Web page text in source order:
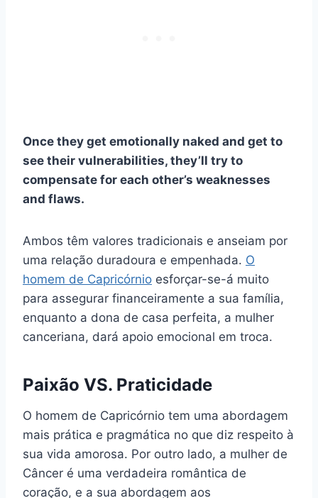
Once they get emotionally naked and get to
see their vulnerabilities, they’ll try to
compensate for each other’s weaknesses
and flaws.
Ambos têm valores tradicionais e anseiam por
uma relação duradoura e empenhada. O
homem de Capricórnio esforçar-se-á muito
para assegurar financeiramente a sua família,
enquanto a dona de casa perfeita, a mulher
canceriana, dará apoio emocional em troca.
Paixão VS. Praticidade
O homem de Capricórnio tem uma abordagem
mais prática e pragmática no que diz respeito à
sua vida amorosa. Por outro lado, a mulher de
Câncer é uma verdadeira romântica de
coração, e a sua abordagem aos